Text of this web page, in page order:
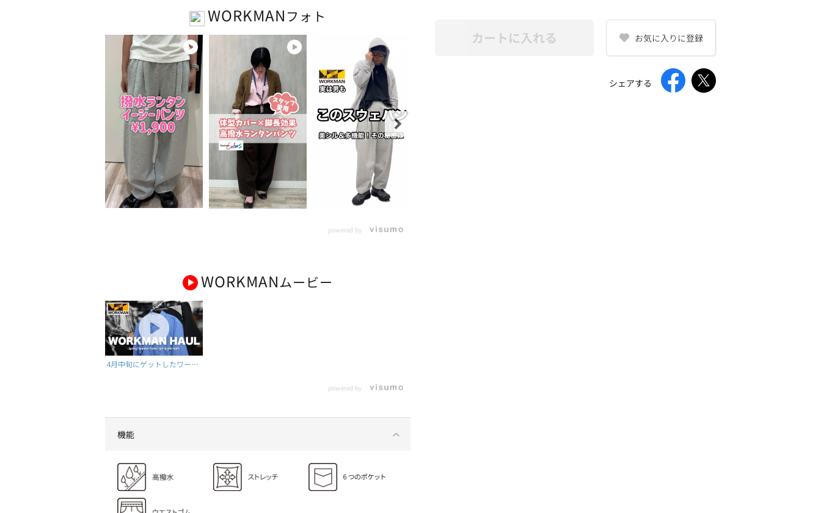
WORKMAN フォト
powered by
WORKMANムービー
4月中旬にゲットしたワーク
powered by
機能
カートに入れる お気に入りに登録
シェアする